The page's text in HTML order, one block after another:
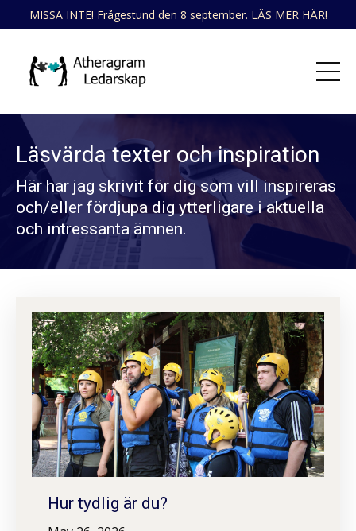
MISSA INTE! Frågestund den 8 september. LÄS MER HÄR!
Läsvärda texter och inspiration
Här har jag skrivit för dig som vill inspireras
och/eller fördjupa dig ytterligare i aktuella
och intressanta ämnen.
Hur tydlig är du?